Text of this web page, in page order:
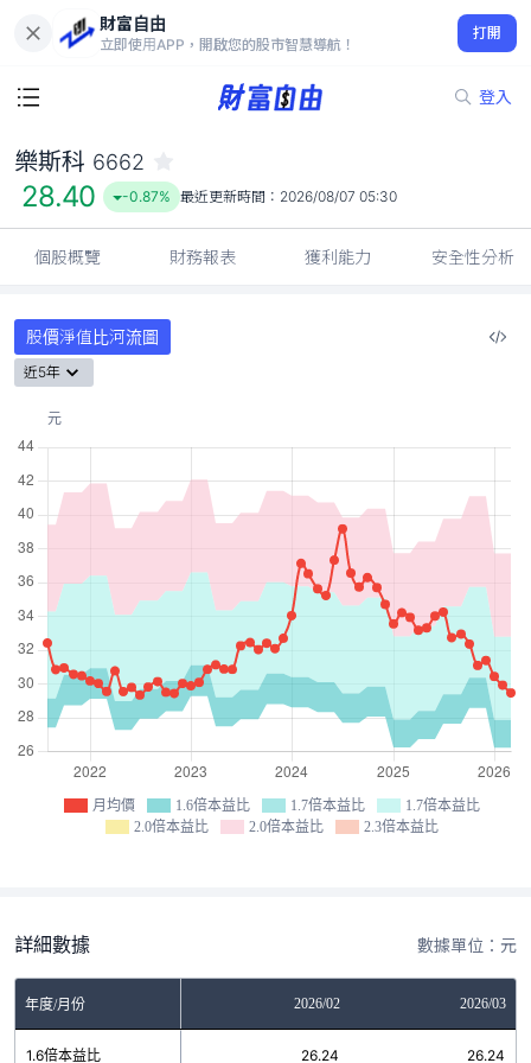
財富自由
立即使用APP，開啟您的股市智慧導航！
打開
登入
28.40
-0.87%
樂斯科 6662
28.40 -0.87% 最近更新時間： 2026/08/07 05:30
個股概覽 財務報表 獲利能力 安全性分析
股價淨值比河流圖
近5年
月均價 1.6倍本益比 1.7倍本益比
1.7倍本益比
2.0倍本益比
2.0倍本益比 2.3倍本益比
詳細數據 數據單位：元
年度/月份 2026/02 2026/03
1.6倍本益比 26.24 26.24